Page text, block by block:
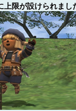
限が設けられまし